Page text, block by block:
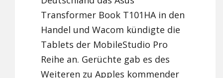
Transformer Book T101HA in den
Handel und Wacom kündigte die
Tablets der MobileStudio Pro
Reihe an. Gerüchte gab es des
Weiteren zu Apples kommender